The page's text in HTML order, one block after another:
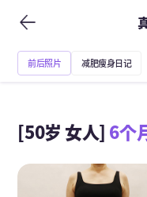
前后照片 减肥瘦身日记
[50岁 女人] 6个